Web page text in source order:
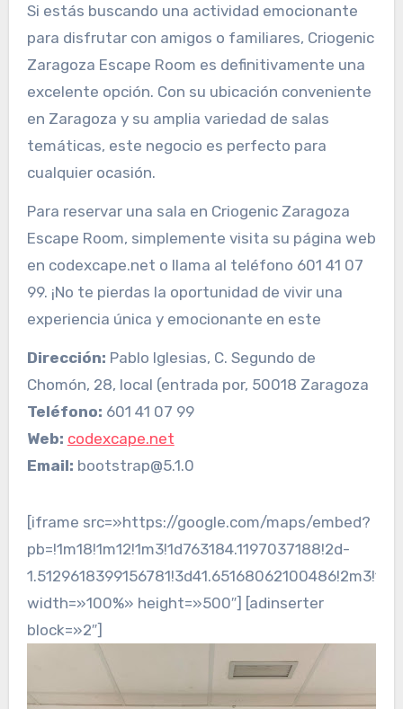
Si estás buscando una actividad emocionante
para disfrutar con amigos o familiares, Criogenic
Zaragoza Escape Room es definitivamente una
excelente opción. Con su ubicación conveniente
en Zaragoza y su amplia variedad de salas
temáticas, este negocio es perfecto para
cualquier ocasión.
Para reservar una sala en Criogenic Zaragoza
Escape Room, simplemente visita su página web
en codexcape.net o llama al teléfono 601 41 07
99. ¡No te pierdas la oportunidad de vivir una
experiencia única y emocionante en este
Dirección: Pablo Iglesias, C. Segundo de
Chomón, 28, local (entrada por, 50018 Zaragoza
Teléfono: 601 41 07 99
Web: codexcape.net
Email: bootstrap@5.1.0
[iframe src=»https://google.com/maps/embed?
pb=!1m18!1m12!1m3!1d763184.1197037188!2d-
width=»100%» height=»500″] [adinserter
block=»2″]